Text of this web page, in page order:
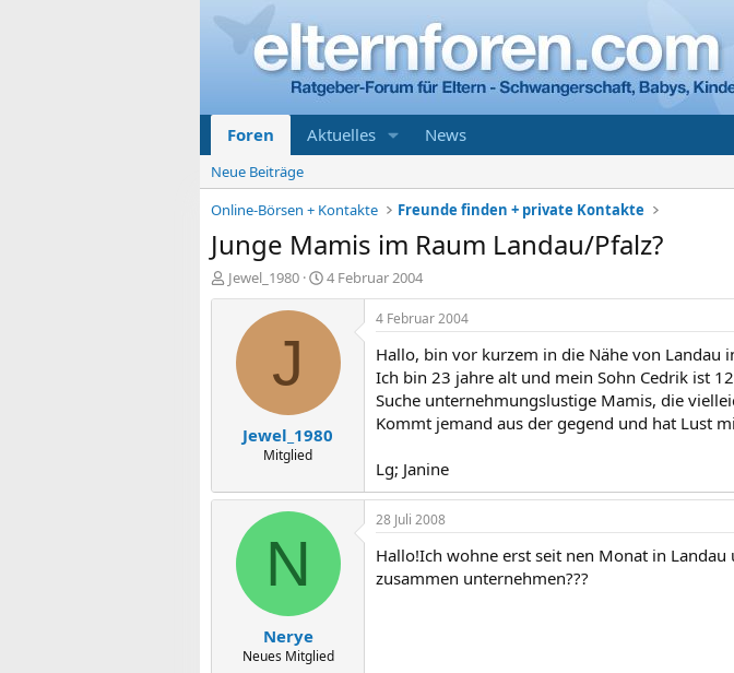
Foren Aktuelles News
Neue Beiträge
Online-Börsen + Kontakte
Freunde finden + private Kontakte
Junge Mamis im Raum Landau/Pfalz?
E
r
Jewel_1980
E
r
t
l
a
4 Februar 2004
J
Jewel_1980
Mitglied
4 Februar 2004
Hallo, bin vor kurzem in die Nähe von Landau
Ich bin 23 jahre alt und mein Sohn Cedrik ist
Suche unternehmungslustige Mamis, die
Kommt jemand aus der gegend und hat Lust
Lg; Janine
N
Nerye
Neues Mitglied
28 Juli 2008
Hallo!Ich wohne erst seit nen Monat in
zusammen unternehmen???